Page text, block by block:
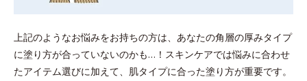
上記のようなお悩みをお持ちの方は、あなたの角層の厚みタイプ
に塗り方が合っていないのかも…！スキンケアでは悩みに合わせ
たアイテム選びに加えて、肌タイプに合った塗り方が重要です。